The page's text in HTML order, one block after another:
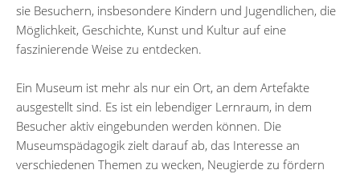
sie Besuchern, insbesondere Kindern und Jugendlichen, die
Möglichkeit, Geschichte, Kunst und Kultur auf eine
faszinierende Weise zu entdecken.
Ein Museum ist mehr als nur ein Ort, an dem Artefakte
ausgestellt sind. Es ist ein lebendiger Lernraum, in dem
Besucher aktiv eingebunden werden können. Die
Museumspädagogik zielt darauf ab, das Interesse an
verschiedenen Themen zu wecken, Neugierde zu fördern